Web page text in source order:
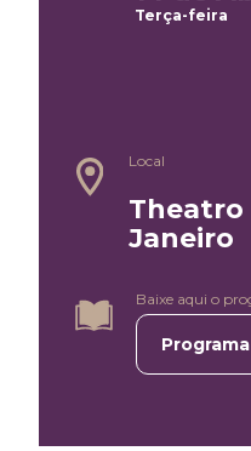
Terça-feira
Local
Theatro
Janeiro
Baixe aqui o